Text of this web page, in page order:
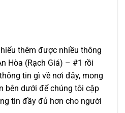
thêm được nhiều thông
Hòa (Rạch Giá) – #1 rồi
tin gì về nơi đây, mong
bên dưới để chúng tôi cập
tin đầy đủ hơn cho người